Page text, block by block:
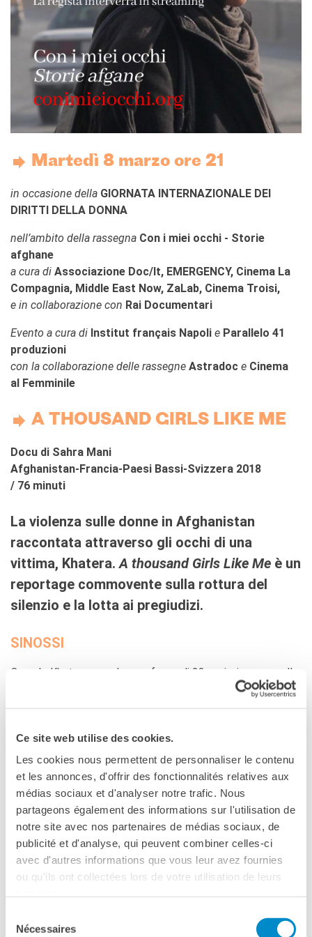
Ce site web utilise des cookies.
Les cookies nous permettent de personnaliser le contenu
et les annonces, d'offrir des fonctionnalités relatives aux
médias sociaux et d'analyser notre trafic. Nous
partageons également des informations sur l'utilisation de
notre site avec nos partenaires de médias sociaux, de
publicité et d'analyse, qui peuvent combiner celles-ci
avec d'autres informations que vous leur avez fournies
ou qu'ils ont collectées lors de votre utilisation de leurs
Nécessaires
L'équipe
Contatti
IF Italia
Carta / Tessera socio
I nostri partner
Diventare sponsor
Certificazione ISO UNI EN
9001: 2015
CERCA
Martedì 8 marzo ore 21
in occasione della GIORNATA INTERNAZIONALE DEI
DIRITTI DELLA DONNA
nell’ambito della rassegna Con i miei occhi - Storie
afghane
a cura di Associazione Doc/It, EMERGENCY, Cinema La
Compagnia, Middle East Now, ZaLab, Cinema Troisi,
e in collaborazione con Rai Documentari
Evento a cura di Institut français Napoli e Parallelo 41
produzioni
con la collaborazione delle rassegne Astradoc e Cinema
al Femminile
A THOUSAND GIRLS LIKE ME
Docu di Sahra Mani
Afghanistan-Francia-Paesi Bassi-Svizzera 2018
/ 76 minuti
La violenza sulle donne in Afghanistan
raccontata attraverso gli occhi di una
vittima, Khatera.A thousand Girls Like Me è un
reportage commovente sulla rottura del
silenzio e la lotta ai pregiudizi.
SINOSSI
Quando Khatera, una donna afgana di 23 anni, si oppone alla
volontà della sua famiglia e alle tradizioni del suo paese per
cercare giustizia per gli anni di abusi sessuali subiti dal
e la situazione delle donne che raramente protegge.
Documentario sulla battaglia ostinata di una donna nel far
sentire la sua voce, che dimostra il potere dell’azione sulla
paura, realizzato da una giovane regista afgana.
PRESS KIT